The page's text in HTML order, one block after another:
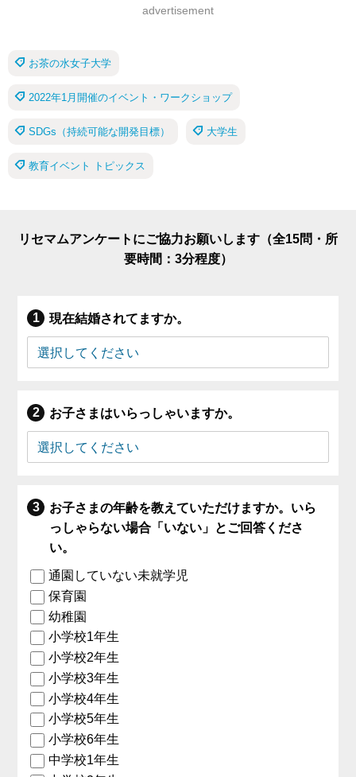
advertisement
お茶の水女子大学
2022年1月開催のイベント・ワークショップ
SDGs（持続可能な開発目標） 大学生
教育イベント トピックス
リセマムアンケートにご協力お願いします（全15問・所
要時間：3分程度）
現在結婚されてますか。
お子さまはいらっしゃいますか。
お子さまの年齢を教えていただけますか。いら
っしゃらない場合「いない」とご回答くださ
い。
通園していない未就学児
保育園
幼稚園
小学校1年生
小学校2年生
小学校3年生
小学校4年生
小学校5年生
小学校6年生
中学校1年生